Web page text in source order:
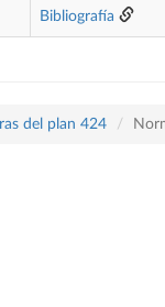
Bibliografía
del plan 424